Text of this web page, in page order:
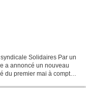
Solidaires Par un
a annoncé un nouveau
du premier mai à compter